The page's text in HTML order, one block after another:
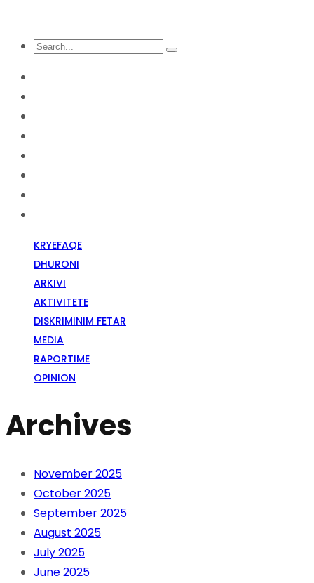
KRYEFAQE
DHURONI
ARKIVI
AKTIVITETE
DISKRIMINIM FETAR
MEDIA
RAPORTIME
OPINION
Archives
November 2025
October 2025
September 2025
August 2025
July 2025
June 2025